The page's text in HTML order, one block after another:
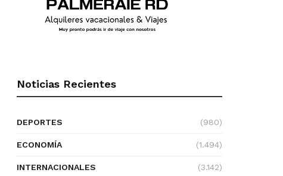
Noticias Recientes
DEPORTES (980)
ECONOMÍA (1.494)
INTERNACIONALES (3.142)